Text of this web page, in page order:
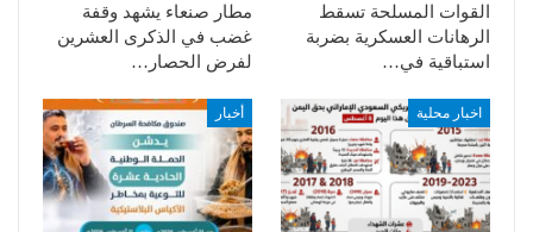
القوات المسلحة تسقط
الرهانات العسكرية بضربة
استباقية في…
مطار صنعاء يشهد وقفة
غضب في الذكرى العشرين
لفرض الحصار…
اخبار محلية أخبار